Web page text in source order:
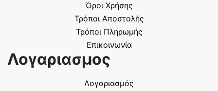
Λογαριασμος
Λογαριασμός
Όροι Χρήσης
Τρόποι Αποστολής
Τρόποι Πληρωμής
Επικοινωνία